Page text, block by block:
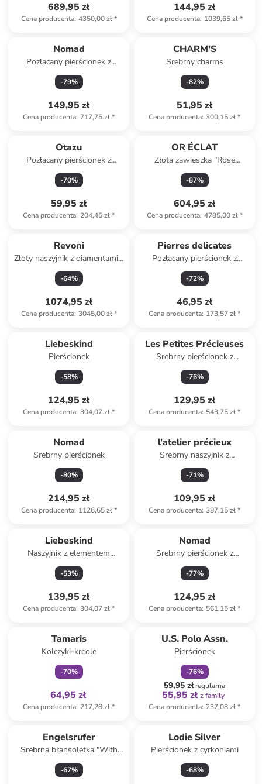
689,95 zł
Cena producenta: 4350,00 zł*
144,95 zł
Cena producenta: 1039,65 zł*
Nomad
Pozłacany pierścionek z
kamieniami szlachetnymi
-79%
149,95 zł
Cena producenta: 717,75 zł*
CHARM'S
Srebrny charms
-82%
51,95 zł
Cena producenta: 300,15 zł*
Otazu
Pozłacany pierścionek z
kryształami Swarovski
-70%
59,95 zł
Cena producenta: 204,45 zł*
OR ÉCLAT
Złota zawieszka "Rose
dentelle"
-87%
604,95 zł
Cena producenta: 4785,00 zł*
Revoni
Złoty naszyjnik z diamentami -
dł. 42 cm
-64%
1074,95 zł
Cena producenta: 3045,00 zł*
Pierres delicates
Pozłacany pierścionek z
agatem
-72%
46,95 zł
Cena producenta: 173,57 zł*
Liebeskind
Pierścionek
-58%
124,95 zł
Cena producenta: 304,07 zł*
Les Petites Précieuses
Srebrny pierścionek z
diamentami
-76%
129,95 zł
Cena producenta: 543,75 zł*
Nomad
Srebrny pierścionek
-80%
214,95 zł
Cena producenta: 1126,65 zł*
l'atelier précieux
Srebrny naszyjnik z
elementem ozdobnym - dł. 40
cm
-71%
109,95 zł
Cena producenta: 387,15 zł*
Liebeskind
Naszyjnik z elementem
ozdobnym - dł. 45 cm
-53%
139,95 zł
Cena producenta: 304,07 zł*
Nomad
Srebrny pierścionek z
cyrkoniami
-77%
124,95 zł
Cena producenta: 561,15 zł*
Tamaris
Kolczyki-kreole
-70%
64,95 zł
Cena producenta: 217,28 zł*
U.S. Polo Assn.
Pierścionek
-76%
59,95 złregularna
55,95 zł z family
Cena producenta: 237,08 zł*
Engelsrufer
Srebrna bransoletka "With
Love" z elementem ozdobnym
-67%
Lodie Silver
Pierścionek z cyrkoniami
-68%